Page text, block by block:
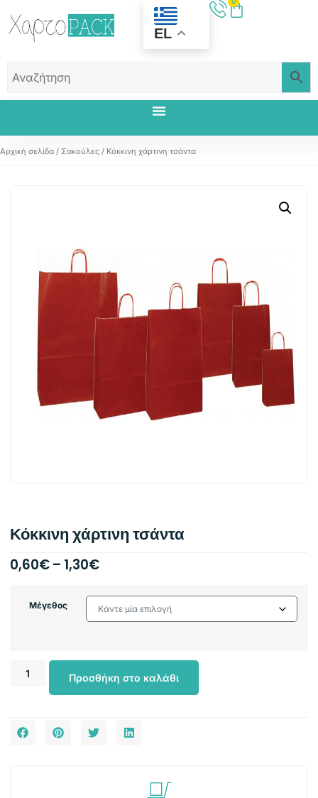
EL
Αρχική σελίδα / Σακούλες / Κόκκινη χάρτινη τσάντα
Κόκκινη χάρτινη τσάντα
0,60€– 1,30€
Μέγεθος
Προσθήκη στο καλάθι